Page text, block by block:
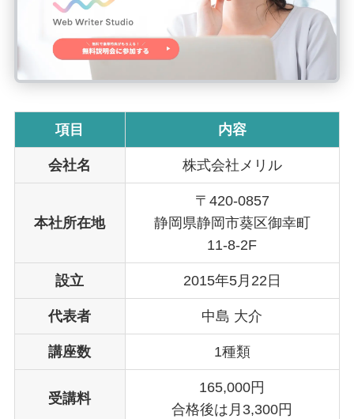
項目 内容
会社名 株式会社メリル
本社所在地
〒420-0857
静岡県静岡市葵区御幸町
11-8-2F
設立 2015年5月22日
代表者 中島 大介
講座数 1種類
受講料
165,000円
合格後は月3,300円